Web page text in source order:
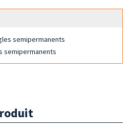
semipermanents
semipermanents